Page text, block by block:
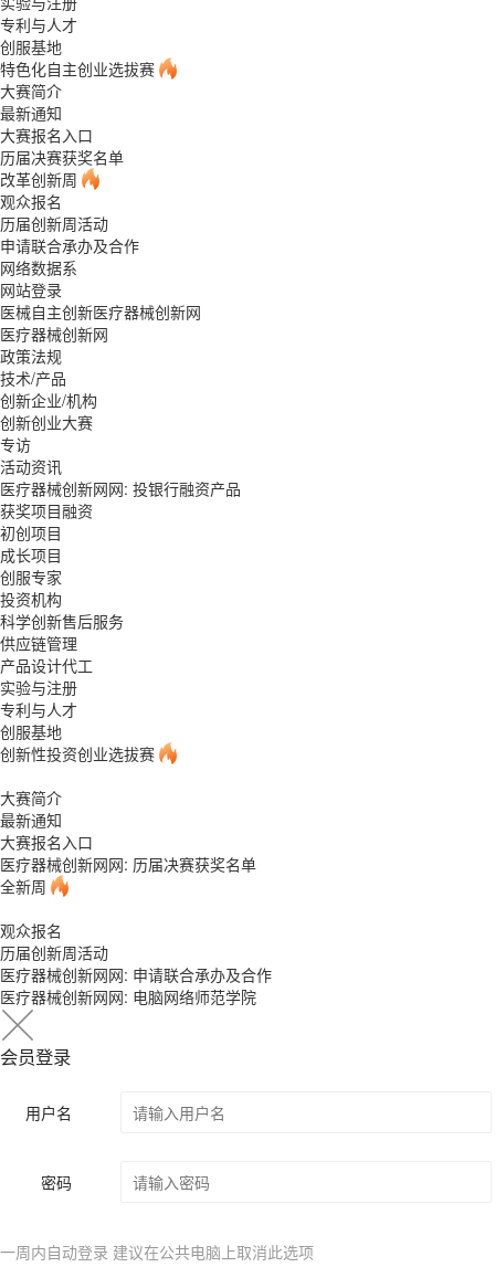
专利与人才
创服基地
特色化自主创业选拔赛
大赛简介
最新通知
大赛报名入口
历届决赛获奖名单
改革创新周
观众报名
历届创新周活动
申请联合承办及合作
网络数据系
网站登录
医械自主创新医疗器械创新网
医疗器械创新网
政策法规
技术/产品
创新企业/机构
创新创业大赛
专访
活动资讯
医疗器械创新网网: 投银行融资产品
获奖项目融资
初创项目
成长项目
创服专家
投资机构
科学创新售后服务
供应链管理
产品设计代工
实验与注册
专利与人才
创服基地
创新性投资创业选拔赛
大赛简介
最新通知
大赛报名入口
医疗器械创新网网: 历届决赛获奖名单
全新周
观众报名
历届创新周活动
医疗器械创新网网: 申请联合承办及合作
医疗器械创新网网: 电脑网络师范学院
会员登录
用户名
密码
一周内自动登录 建议在公共电脑上取消此选项